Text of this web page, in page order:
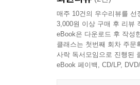
매주 10건의 우수리뷰를
3,000원 이상 구매 후 리뷰
eBook은 다운로드 후 작성
클래스는 첫번째 회차 주문
사락 독서모임으로 진행된
eBook 페이백, CD/LP,